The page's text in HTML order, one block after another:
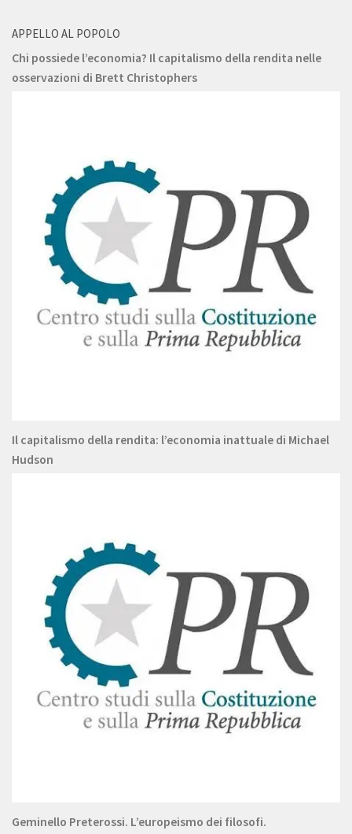
APPELLO AL POPOLO
Chi possiede l’economia? Il capitalismo della rendita nelle
osservazioni di Brett Christophers
Il capitalismo della rendita: l’economia inattuale di Michael
Hudson
Geminello Preterossi. L’europeismo dei filosofi.